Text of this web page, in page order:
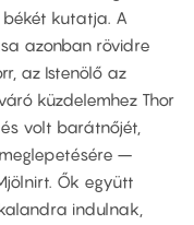
kutatja. A
azonban rövidre
az Istenölő az
küzdelemhez Thor
volt barátnőjét,
–
Ők együtt
indulnak,